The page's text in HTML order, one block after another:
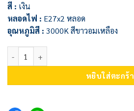
สี : เงิน
หลอดไฟ : E27x2 หลอด
อุณหภูมิสี : 3000K สีขาวอมเหลือง
หยิบใส่ตะกร้า